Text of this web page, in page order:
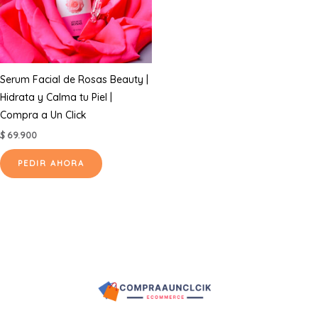
Serum Facial de Rosas Beauty |
Hidrata y Calma tu Piel |
Compra a Un Click
$ 69.900
PEDIR AHORA